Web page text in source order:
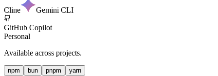
Cline Gemini CLI
GitHub Copilot
Personal
Available across projects.
npm bun pnpm yarn